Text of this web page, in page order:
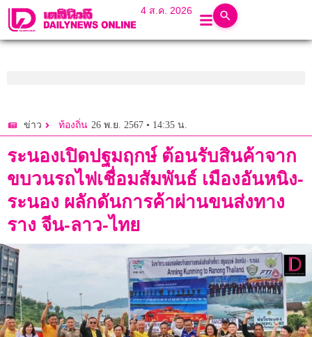
4 ส.ค. 2026
ข่าว ท้องถิ่น 26 พ.ย. 2567 • 14:35 น.
ระนองเปิดปฐมฤกษ์ ต้อนรับสินค้าจาก
ขบวนรถไฟเชื่อมสัมพันธ์ เมืองอันหนิง-
ระนอง ผลักดันการค้าผ่านขนส่งทาง
ราง จีน-ลาว-ไทย